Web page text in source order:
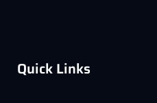
Quick Links